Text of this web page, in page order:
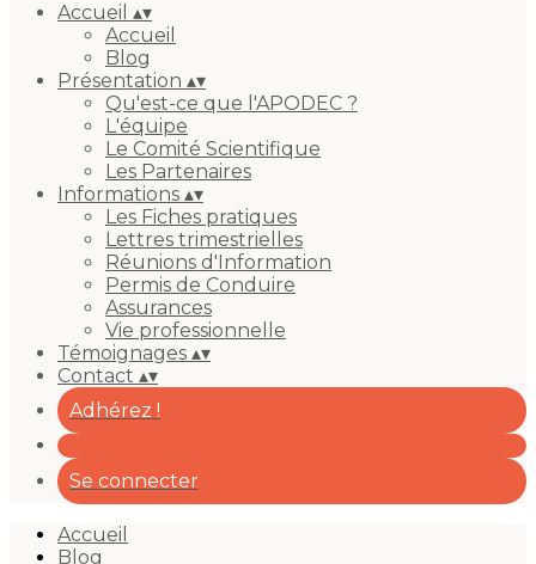
Accueil ▴▾
Accueil
Blog
Présentation ▴▾
Qu'est-ce que l'APODEC ?
L'équipe
Le Comité Scientifique
Les Partenaires
Informations ▴▾
Les Fiches pratiques
Lettres trimestrielles
Réunions d'Information
Permis de Conduire
Assurances
Vie professionnelle
Témoignages ▴▾
Contact ▴▾
Adhérez !
Se connecter
Accueil
Blog